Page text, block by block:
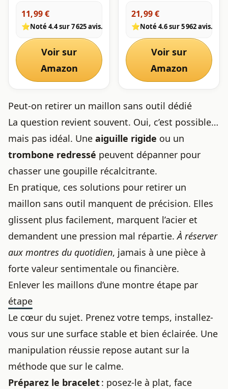
Bracelet, Kit Demontage
pour Enleve Maillon,
Outil Reparation
Horlogerie pour Retire
Chasse Goupille,
Ajusteur Montre
11,99 €
⭐Noté 4.4 sur 7 625 avis.
Voir sur
Amazon
Montre, Ouvre Boitier,
DéMonte Chasse
Goupille, Outillage
RéParation Horloger,
Tournevis horlogerie,
Enleve Maillon Bracelet
21,99 €
⭐Noté 4.6 sur 5 962 avis.
Voir sur
Amazon
Peut-on retirer un maillon sans outil dédié
La question revient souvent. Oui, c’est possible…
mais pas idéal. Une aiguille rigide ou un
trombone redressé peuvent dépanner pour
chasser une goupille récalcitrante.
En pratique, ces solutions pour retirer un
maillon sans outil manquent de précision. Elles
glissent plus facilement, marquent l’acier et
demandent une pression mal répartie.À réserver
aux montres du quotidien, jamais à une pièce à
forte valeur sentimentale ou financière.
Enlever les maillons d’une montre étape par
étape
Le cœur du sujet. Prenez votre temps, installez-
vous sur une surface stable et bien éclairée. Une
manipulation réussie repose autant sur la
méthode que sur le calme.
Préparez le bracelet: posez-le à plat, face